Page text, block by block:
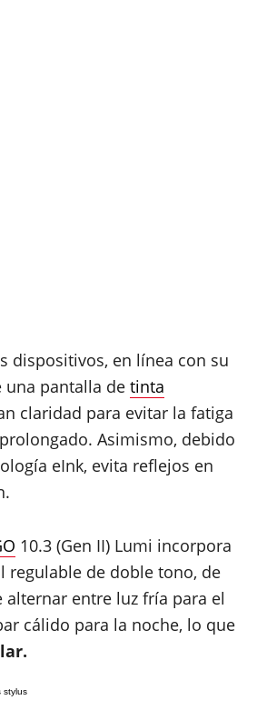
dispositivos, en línea con su
una pantalla de tinta
claridad para evitar la fatiga
Asimismo, debido
eInk, evita reflejos en
10.3 (Gen II) Lumi incorpora
de doble tono, de
entre luz fría para el
cálido para la noche, lo que